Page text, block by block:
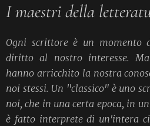
I maestri della
Ogni scrittore è un momento
diritto al nostro interesse.
hanno arricchito la nostra
noi stessi. Un "classico" è uno
noi, che in una certa epoca, in
è fatto interprete di un'intera